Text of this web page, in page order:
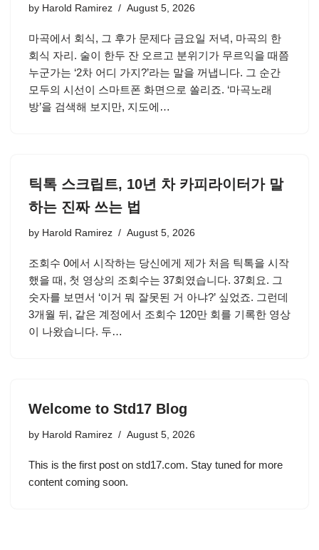
by Harold Ramirez August 5, 2026
마곡에서 회식, 그 후가 문제다 금요일 저녁, 마곡의 한
회식 자리. 술이 한두 잔 오르고 분위기가 무르익을 때쯤
누군가는 ‘2차 어디 가지?’라는 말을 꺼냅니다. 그 순간
모두의 시선이 스마트폰 화면으로 쏠리죠. ‘마곡노래
방’을 검색해 보지만, 지도에…
틱톡 스크립트, 10년 차 카피라이터가 말
하는 진짜 쓰는 법
by Harold Ramirez August 5, 2026
조회수 0에서 시작하는 당신에게 제가 처음 틱톡을 시작
했을 때, 첫 영상의 조회수는 37회였습니다. 37회요. 그
숫자를 보면서 ‘이거 뭐 잘못된 거 아냐?’ 싶었죠. 그런데
3개월 뒤, 같은 계정에서 조회수 120만 회를 기록한 영상
이 나왔습니다. 두…
Welcome to Std17 Blog
by Harold Ramirez August 5, 2026
This is the first post on std17.com. Stay tuned for more
content coming soon.